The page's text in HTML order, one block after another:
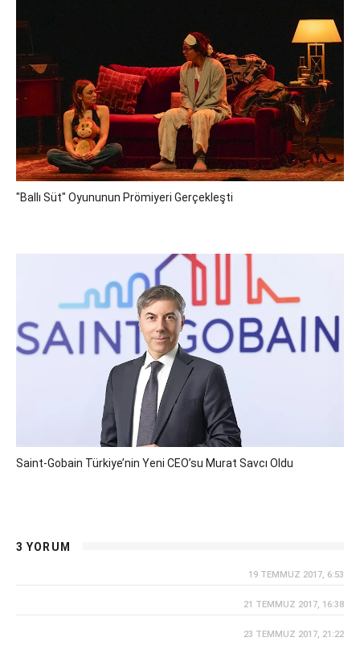
"Ballı Süt" Oyununun Prömiyeri Gerçekleşti
Saint-Gobain Türkiye’nin Yeni CEO’su Murat Savcı Oldu
3 YORUM
19 TEMMUZ 2017, 6:53
21 TEMMUZ 2017, 16:38
23 TEMMUZ 2017, 21:22